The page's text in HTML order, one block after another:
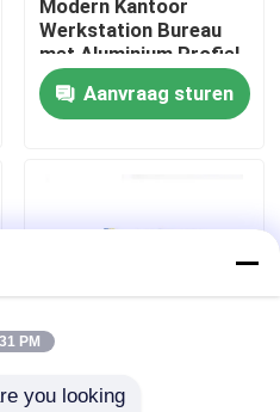
Modern Kantoor
Werkstation Bureau
met Aluminium Profiel
Stof Materiaal en
30mm Dik Paneel
Aanvraag sturen
Modulair werkstation
PM
you looking